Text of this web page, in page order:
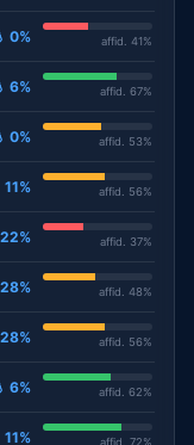
0% affid. 41%
6% affid. 67%
0% affid. 53%
11% affid. 56%
22% affid. 37%
28% affid. 48%
28% affid. 56%
6% affid. 62%
11% affid. 72%